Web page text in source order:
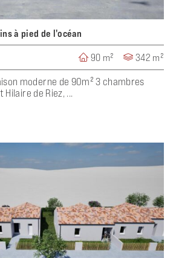
à pied de l'océan
90 m² 342 m²
moderne de 90m² 3 chambres
de Riez, ...